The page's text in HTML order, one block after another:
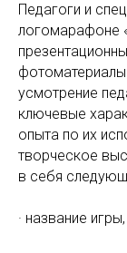
Педагоги и
логомарафоне
фотоматериалы
усмотрение
ключевые
опыта по их
творческое
в себя
· название